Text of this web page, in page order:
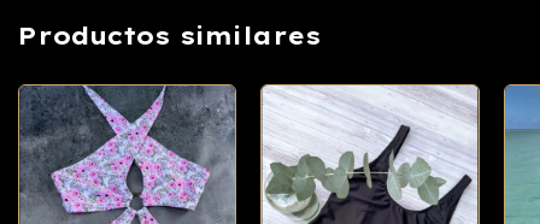
Productos similares